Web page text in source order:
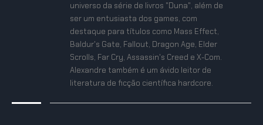
universo da série de livros "Duna", além de
ser um entusiasta dos games, com
destaque para títulos como Mass Effect,
Baldur's Gate, Fallout, Dragon Age, Elder
Scrolls, Far Cry, Assassin's Creed e X-Com.
Alexandre também é um ávido leitor de
literatura de ficção científica hardcore.